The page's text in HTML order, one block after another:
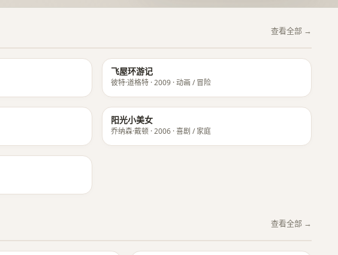
查看全部 →
飞屋环游记
彼特·道格特 · 2009 · 动画 / 冒险
阳光小美女
乔纳森·戴顿 · 2006 · 喜剧 / 家庭
查看全部 →